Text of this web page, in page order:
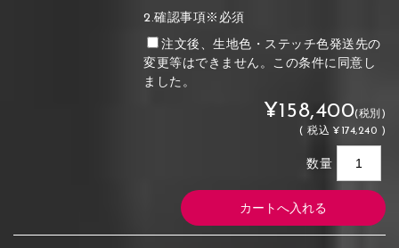
2.確認事項※必須
注文後、生地色・ステッチ色発送先の
変更等はできません。この条件に同意し
ました。
¥158,400(税別)
(税込 ¥174,240 )
数量